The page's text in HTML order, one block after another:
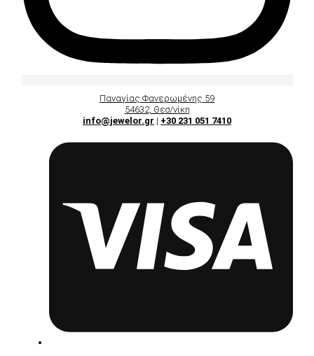
Παναγίας Φανερωμένης 59
54632, Θεσ/νίκη
info@jewelor.gr | +30 231 051 7410